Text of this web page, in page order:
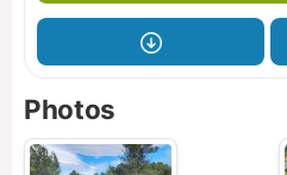
Photos